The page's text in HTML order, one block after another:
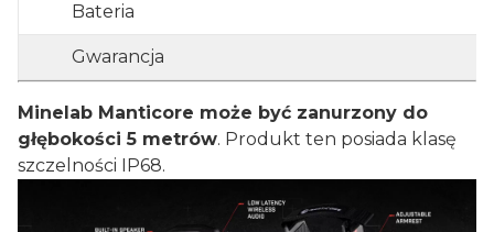
Bateria
Gwarancja
Minelab Manticore może być zanurzony do
głębokości 5 metrów. Produkt ten posiada klasę
szczelności IP68.